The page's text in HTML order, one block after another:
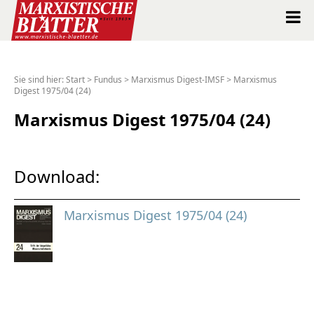
Alle Ausgaben seit 1963
Shop
Abo
Spenden
Sie sind hier:Start > Fundus > Marxismus Digest-IMSF > Marxismus
Digest 1975/04 (24)
Marxismus Digest 1975/04 (24)
Download:
Marxismus Digest 1975/04 (24)